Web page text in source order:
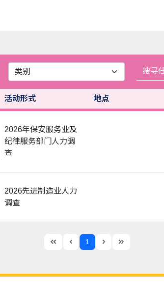
活动形式 地点
2026年保安服务业及
纪律服务部门人力调
查
2026先进制造业人力
调查
1